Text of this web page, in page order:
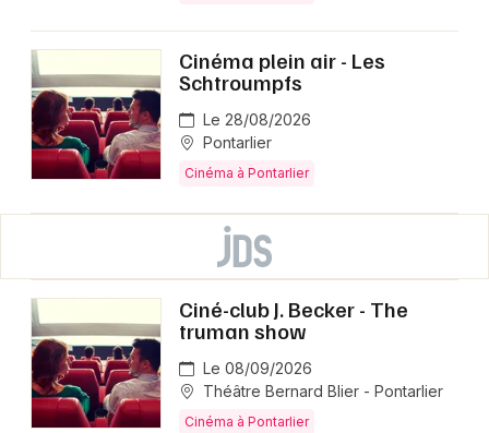
Cinéma plein air - Les
Schtroumpfs
Le 28/08/2026
Pontarlier
Cinéma à Pontarlier
Ciné-club J. Becker - The
truman show
Le 08/09/2026
Théâtre Bernard Blier - Pontarlier
Cinéma à Pontarlier